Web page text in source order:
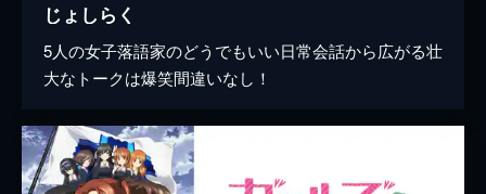
じょしらく
5人の女子落語家のどうでもいい日常会話から広がる壮
大なトークは爆笑間違いなし！